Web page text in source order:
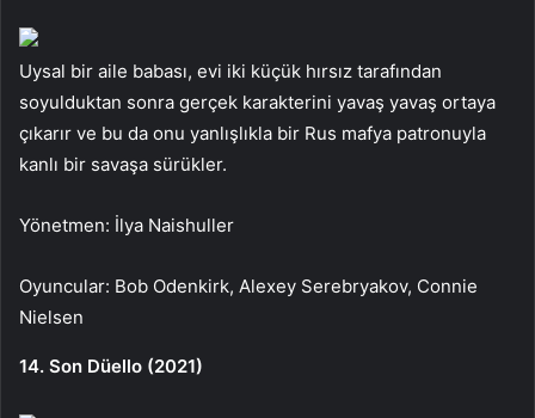
Uysal bir aile babası, evi iki küçük hırsız tarafından
soyulduktan sonra gerçek karakterini yavaş yavaş ortaya
çıkarır ve bu da onu yanlışlıkla bir Rus mafya patronuyla
kanlı bir savaşa sürükler.
Yönetmen: İlya Naishuller
Oyuncular: Bob Odenkirk, Alexey Serebryakov, Connie
Nielsen
14. Son Düello (2021)